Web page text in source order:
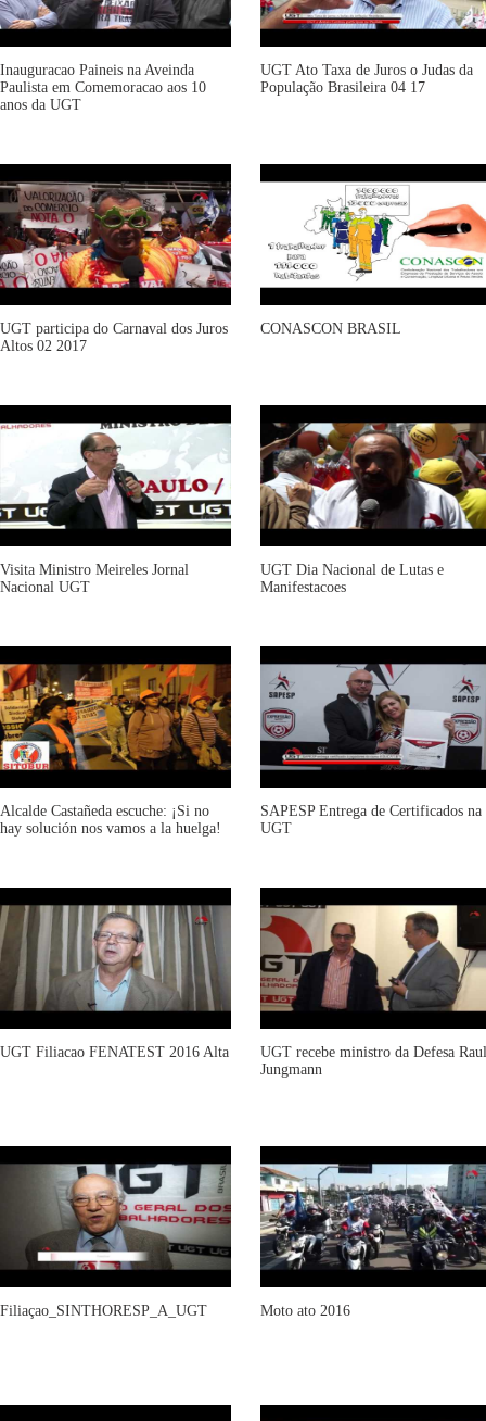
Inauguracao Paineis na Aveinda
Paulista em Comemoracao aos 10
anos da UGT
UGT Ato Taxa de Juros o Judas da
População Brasileira 04 17
UGT participa do Carnaval dos Juros
Altos 02 2017
CONASCON BRASIL
Visita Ministro Meireles Jornal
Nacional UGT
UGT Dia Nacional de Lutas e
Manifestacoes
Alcalde Castañeda escuche: ¡Si no
hay solución nos vamos a la huelga!
SAPESP Entrega de Certificados na
UGT
UGT Filiacao FENATEST 2016 Alta
UGT recebe ministro da Defesa Raul
Jungmann
Filiaçao_SINTHORESP_A_UGT Moto ato 2016